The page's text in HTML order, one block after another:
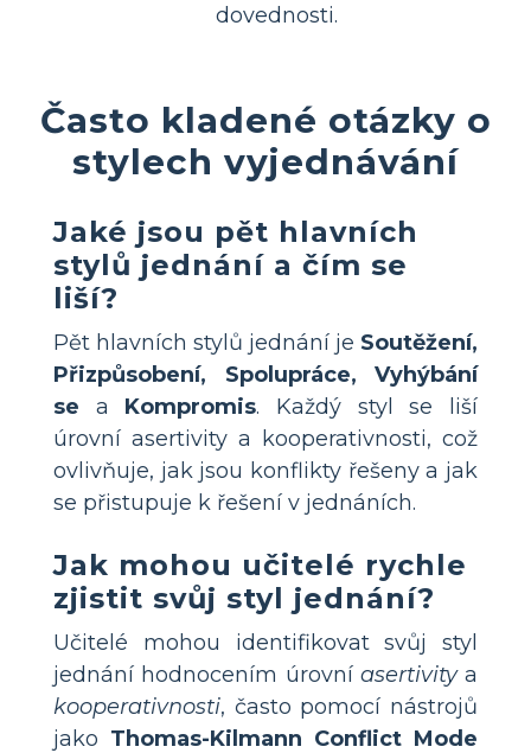
dovednosti.
Často kladené otázky o
stylech vyjednávání
Jaké jsou pět hlavních
stylů jednání a čím se
liší?
Pět hlavních stylů jednání je Soutěžení,
Přizpůsobení, Spolupráce, Vyhýbání
se a Kompromis. Každý styl se liší
úrovní asertivity a kooperativnosti, což
ovlivňuje, jak jsou konflikty řešeny a jak
se přistupuje k řešení v jednáních.
Jak mohou učitelé rychle
zjistit svůj styl jednání?
Učitelé mohou identifikovat svůj styl
jednání hodnocením úrovní asertivitya
kooperativnosti, často pomocí nástrojů
jako Thomas-Kilmann Conflict Mode